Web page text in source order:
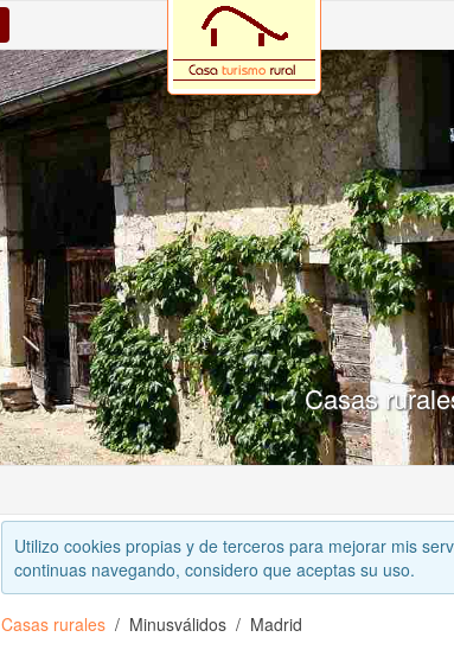
Casas
Utilizo cookies propias y de terceros para mejorar mis
continuas navegando, considero que aceptas su uso.
Casas rurales Minusválidos Madrid